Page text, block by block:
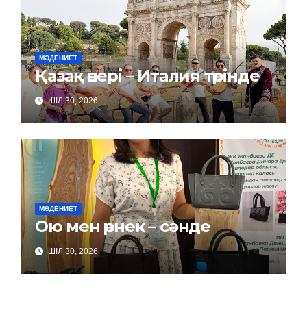
МӘДЕНИЕТ
Қазақ өнері – Италия төрінде
ШІЛ 30, 2026
МӘДЕНИЕТ
Ою мен өрнек – сәнде
ШІЛ 30, 2026